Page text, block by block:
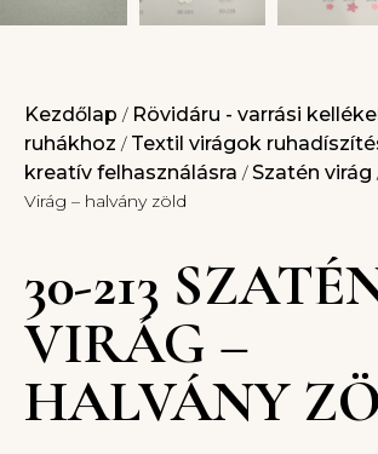
Kezdőlap / Rövidáru - varrási
ruhákhoz / Textil virágok
kreatív felhasználásra /Szatén virág
Virág – halvány zöld
30-213
VIRÁG –
HALVÁNY